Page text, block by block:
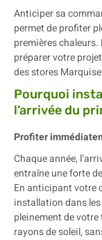
Anticiper sa
permet de profiter
premières
préparer votre
des stores
Pourquoi
l’arrivée du
Profiter
Chaque année,
entraîne une forte
En anticipant votre
installation dans
pleinement de
rayons de soleil,